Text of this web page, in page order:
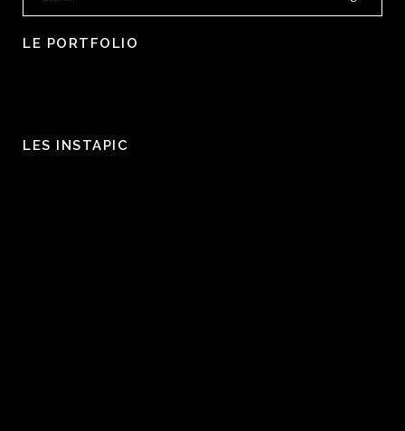
LE PORTFOLIO
LES INSTAPIC